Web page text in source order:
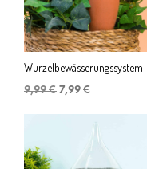
Wurzelbewässerungssystem
9,99€ Ursprünglicher
war:
7,99 €
ist: